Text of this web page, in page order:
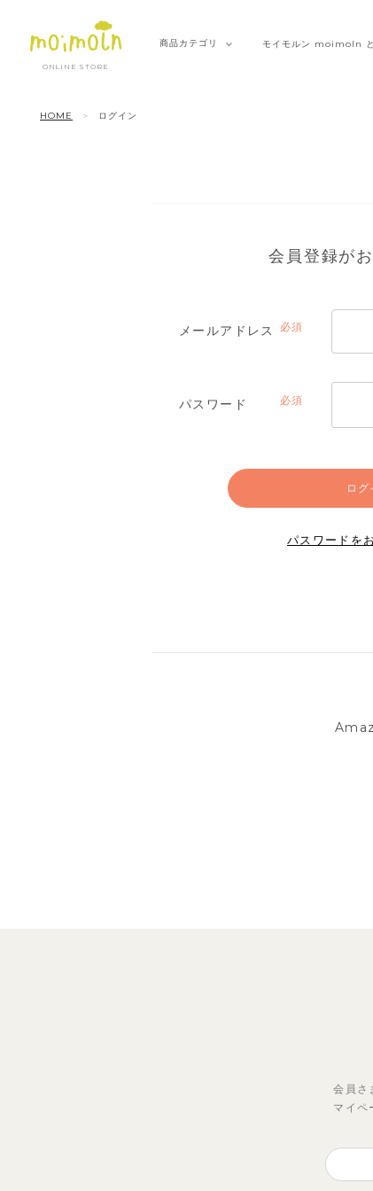
ONLINE STORE
商品カテゴリ モイモルン moimoln
HOME ログイン
会員登録が
メールアドレス
パスワード
ログ
パスワードを
会員さ
マイペ